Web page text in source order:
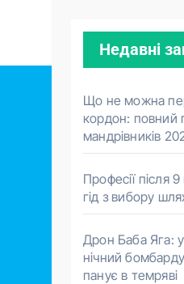
Недавні
Що не можна
кордон: повний
мандрівників
Професії після
гід з вибору
Дрон Баба Яга:
нічний
панує в темряві